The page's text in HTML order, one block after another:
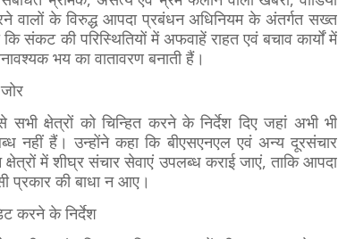
वालों के विरुद्ध आपदा प्रबंधन अधिनियम के अंतर्गत सख्त
संकट की परिस्थितियों में अफवाहें राहत एवं बचाव कार्यों में
भय का वातावरण बनाती हैं।
क्षेत्रों को चिन्हित करने के निर्देश दिए जहां अभी भी
नहीं हैं। उन्होंने कहा कि बीएसएनएल एवं अन्य दूरसंचार
में शीघ्र संचार सेवाएं उपलब्ध कराई जाएं, ताकि आपदा
प्रकार की बाधा न आए।
करने के निर्देश